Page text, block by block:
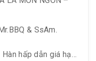
& SsAm.
hấp dẫn giá hạt